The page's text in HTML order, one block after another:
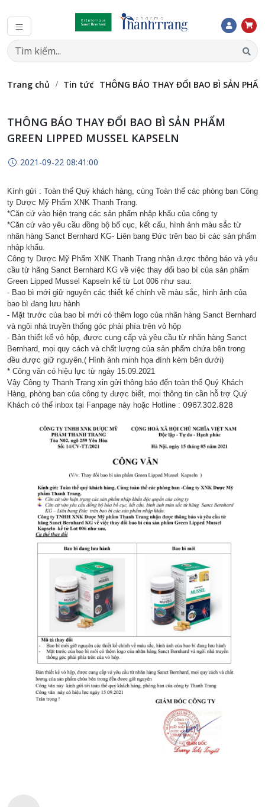
Trang chủ Tin tức THÔNG BÁO THAY ĐỔI BAO BÌ SẢN
THÔNG BÁO THAY ĐỔI BAO BÌ SẢN PHẨM
GREEN LIPPED MUSSEL KAPSELN
2021-09-22 08:41:00
Kính gửi : Toàn thể Quý khách hàng, cùng Toàn thể các phòng ban Công
ty Dược Mỹ Phẩm XNK Thanh Trang.
*Căn cứ vào hiện trạng các sản phẩm nhập khẩu của công ty
*Căn cứ vào yêu cầu đồng bộ bố cục, kết cấu, hình ảnh màu sắc từ
nhãn hàng Sanct Bernhard KG- Liên bang Đức trên bao bì các sản phẩm
nhập khẩu.
Công ty Dược Mỹ Phẩm XNK Thanh Trang nhận được thông báo và yêu
cầu từ hãng Sanct Bernhard KG về việc thay đổi bao bì của sản phẩm
Green Lipped Mussel Kapseln kể từ Lot 006 như sau:
- Bao bì mới giữ nguyên các thiết kế chính về màu sắc, hình ảnh của
bao bì đang lưu hành
- Mặt trước của bao bì mới có thêm logo của nhãn hàng Sanct Bernhard
và ngôi nhà truyền thống góc phải phía trên vỏ hộp
- Bản thiết kế vỏ hộp, được cung cấp và yêu cầu từ nhãn hàng Sanct
Bernhard, mọi quy cách và chất lượng của sản phẩm chứa bên trong
đều được giữ nguyên.( Hình ảnh minh họa đính kèm bên dưới)
* Công văn có hiệu lực từ ngày 15.09.2021
Vậy Công ty Thanh Trang xin gửi thông báo đến toàn thể Quý Khách
Hàng, phòng ban của công ty được biết, mọi thông tin cần hỗ trợ Quý
Khách có thể inbox tại Fanpage này hoặc Hotline : 0967.302.828